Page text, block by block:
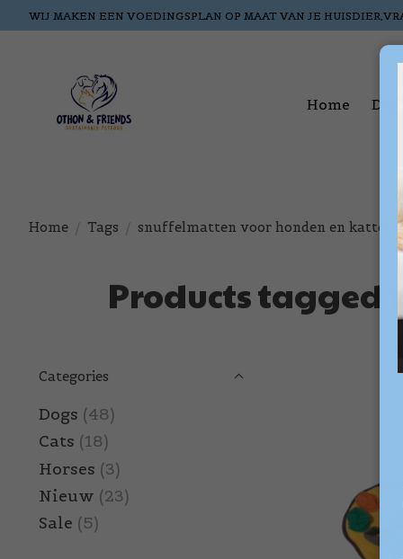
WIJ MAKEN EEN VOEDINGSPLAN OP MAAT VAN JE
Home Dogs
Home Tags snuffelmatten voor honden en katten
Products
Categories
Dogs (48)
Cats (18)
Horses (3)
Nieuw (23)
Sale (5)